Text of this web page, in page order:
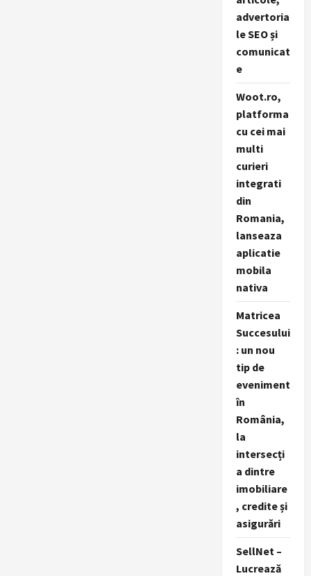
advertoria
le SEO și
comunicat
e
Woot.ro,
platforma
cu cei mai
multi
curieri
integrati
din
Romania,
lanseaza
aplicatie
mobila
nativa
Matricea
Succesului
: un nou
tip de
eveniment
în
România,
la
intersecți
a dintre
imobiliare
, credite și
asigurări
SellNet –
Lucrează